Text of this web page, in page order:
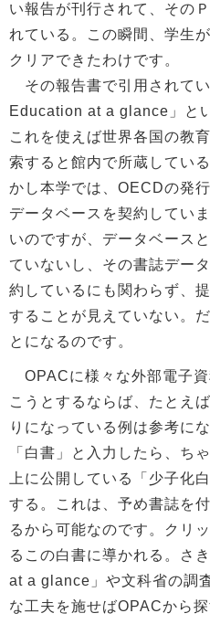
い報告が刊行されて、その
れている。この瞬間、学生
クリアできたわけです。
その報告書で引用されて
Education at a glance」と
これを使えば世界各国の教
索すると館内で所蔵してい
かし本学では、OECDの発
データベースを契約してい
いのですが、データベース
ていないし、その書誌デー
約しているにも関わらず、
することが見えていない。
とになるのです。
OPACに様々な外部電子
こうとするならば、たとえ
りになっている例は参考に
「白書」と入力したら、ち
上に公開している「少子化
する。これは、予め書誌を
るから可能なのです。クリ
るこの白書に導かれる。さ
at a glance」や文科省の調
な工夫を施せばOPACから